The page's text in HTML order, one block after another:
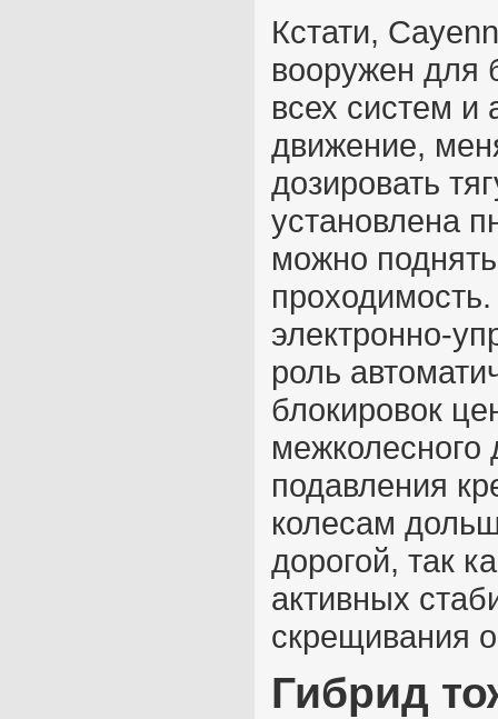
Кстати,
вооружен для
всех систем и
движение,
дозировать
установлена
можно
электронно-
роль
блокировок
подавления
колесам
дорогой, так
активных
скрещивания
Гибрид